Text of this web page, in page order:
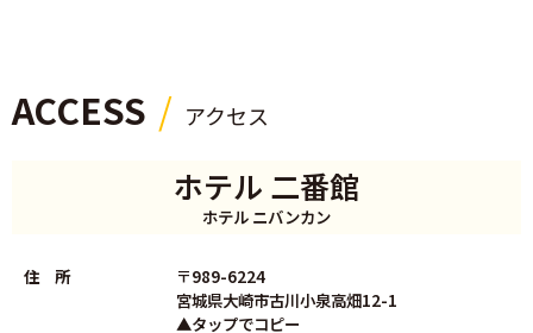
ACCESS アクセス
ホテル 二番館
ホテル ニバンカン
住 所
〒989-6224
宮城県大崎市古川小泉高畑12-1
▲タップでコピー